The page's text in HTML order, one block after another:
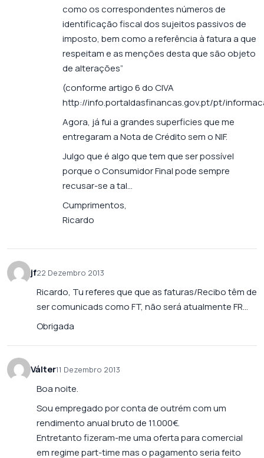
como os correspondentes números de
identificação fiscal dos sujeitos passivos de
imposto, bem como a referência à fatura a que
respeitam e as menções desta que são objeto
de alterações”
(conforme artigo 6 do CIVA
http://info.portaldasfinancas.gov.pt/pt/
Agora, já fui a grandes superficies que me
entregaram a Nota de Crédito sem o NIF.
Julgo que é algo que tem que ser possível
porque o Consumidor Final pode sempre
recusar-se a tal…
Cumprimentos,
Ricardo
jf22 Dezembro 2013
Ricardo, Tu referes que que as faturas/Recibo têm de
ser comunicads como FT, não será atualmente FR…
Obrigada
Válter11 Dezembro 2013
Boa noite.
Sou empregado por conta de outrém com um
rendimento anual bruto de 11.000€.
Entretanto fizeram-me uma oferta para comercial
em regime part-time mas o pagamento seria feito